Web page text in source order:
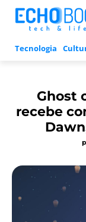
Tecnologia
Ghost
recebe